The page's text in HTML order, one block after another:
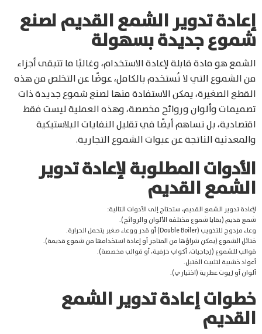
إعادة تدوير الشمع القديم لصنع
شموع جديدة بسهولة
الشمع هو مادة قابلة لإعادة الاستخدام، وغالبًا ما تتبقى أجزاء
من الشموع التي لا تُستخدم بالكامل، عوضًا عن التخلص من هذه
القطع الصغيرة، يمكن الاستفادة منها لصنع شموع جديدة ذات
تصميمات وألوان وروائح مخصصة، وهذه العملية ليست فقط
اقتصادية، بل تساهم أيضًا في تقليل النفايات البلاستيكية
والمعدنية الناتجة عن عبوات الشموع التجارية.
الأدوات المطلوبة لإعادة تدوير
الشمع القديم
لإعادة تدوير الشمع القديم، ستحتاج إلى الأدوات التالية:
شمع قديم (بقايا شموع مختلفة الألوان والروائح).
وعاء مزدوج للتذويب (Double Boiler) أو قدر ووعاء صغير يتحمل الحرارة.
فتائل الشموع (يمكن شراؤها من المتاجر أو إعادة استخدامها من شموع قديمة).
قوالب للشموع (زجاجيات، أكواب خزفية، أو قوالب مخصصة).
أعواد خشبية لتثبيت الفتيل.
ألوان أو زيوت عطرية (اختياري).
خطوات إعادة تدوير الشمع
القديم